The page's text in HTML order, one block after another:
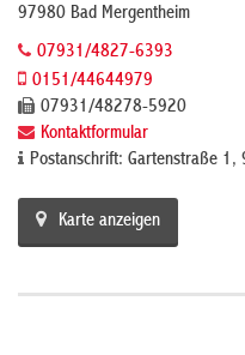
97980 Bad Mergentheim
07931/4827-6393
0151/44644979
07931/48278-5920
Kontaktformular
Postanschrift: Gartenstraße 1,
Karte anzeigen